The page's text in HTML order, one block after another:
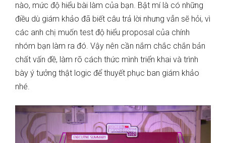
nào, mức độ hiểu bài làm của bạn. Bật mí là có những
điều dù giám khảo đã biết câu trả lời nhưng vẫn sẽ hỏi, vì
các anh chị muốn test độ hiểu proposal của chính
nhóm bạn làm ra đó. Vậy nên cần nắm chắc chắn bản
chất vấn đề, làm rõ cách thức mình triển khai và trình
bày ý tưởng thật logic để thuyết phục ban giám khảo
nhé.